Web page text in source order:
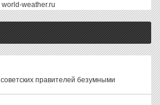
world-weather.ru
правителей безумными